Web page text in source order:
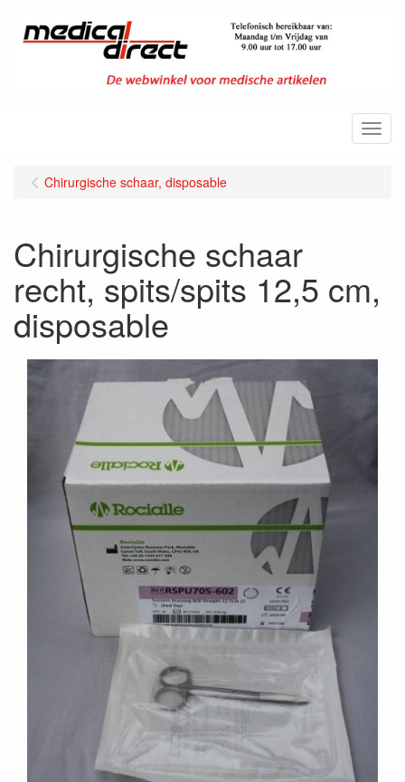
Menu
Chirurgische schaar, disposable
Chirurgische schaar
recht, spits/spits 12,5 cm,
disposable